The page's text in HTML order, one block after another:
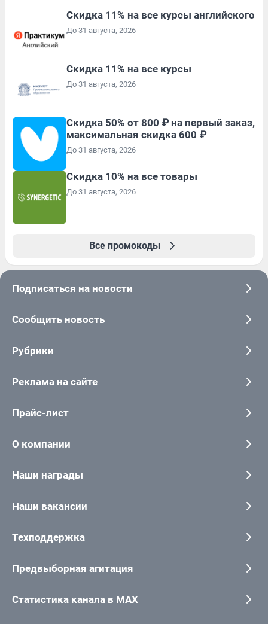
Скидка 11% на все курсы английского
До 31 августа, 2026
Скидка 11% на все курсы
До 31 августа, 2026
Скидка 50% от 800 ₽ на первый заказ,
максимальная скидка 600 ₽
До 31 августа, 2026
Скидка 10% на все товары
До 31 августа, 2026
Все промокоды
Подписаться на новости
Сообщить новость
Рубрики
Реклама на сайте
Прайс-лист
О компании
Наши награды
Наши вакансии
Техподдержка
Предвыборная агитация
Статистика канала в MAX